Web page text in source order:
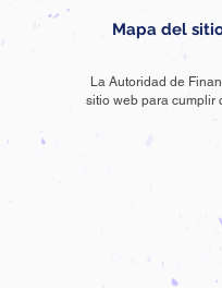
Mapa del
La Autoridad de
sitio web para cumplir